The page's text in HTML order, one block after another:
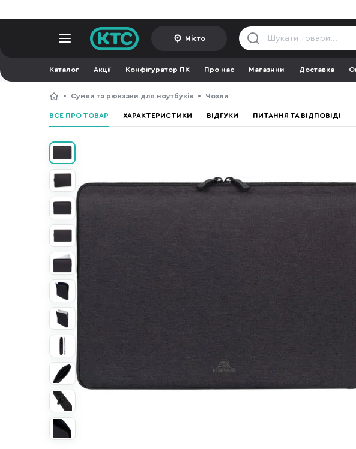
Місто
Каталог Акції Конфігуратор ПК Про нас Магазини Доставка
Сумки та рюкзаки для ноутбуків Чохли
ВСЕ ПРО ТОВАР ХАРАКТЕРИСТИКИ ВІДГУКИ ПИТАННЯ ТА ВІДПОВІДІ